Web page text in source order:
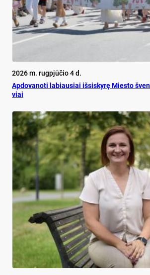
2026 m. rugpjūčio 4 d.
Ap­do­va­no­ti la­biau­siai iš­si­sky­rę Mies­to
viai